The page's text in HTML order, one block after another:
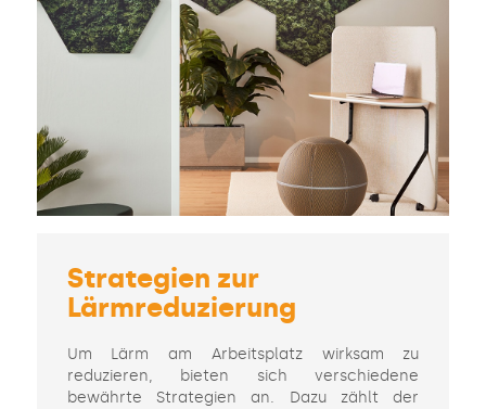
Strategien zur
Lärmreduzierung
Um Lärm am Arbeitsplatz wirksam zu
reduzieren, bieten sich verschiedene
bewährte Strategien an. Dazu zählt der